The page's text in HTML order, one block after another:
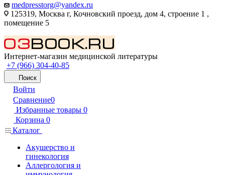
medpresstorg@yandex.ru
125319, Москва г, Кочновский проезд, дом 4, строение 1 ,
помещение 5
Интернет-магазин медицинской литературы
+7 (966) 304-40-85
Поиск
Войти
Сравнение0
Избранные товары 0
Корзина 0
Каталог
Акушерство и
гинекология
Аллергология и